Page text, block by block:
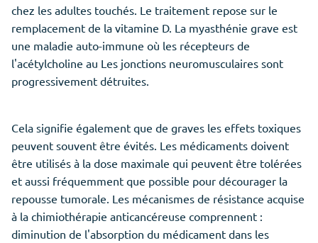
chez les adultes touchés. Le traitement repose sur le
remplacement de la vitamine D. La myasthénie grave est
une maladie auto-immune où les récepteurs de
l'acétylcholine au Les jonctions neuromusculaires sont
progressivement détruites.
Cela signifie également que de graves les effets toxiques
peuvent souvent être évités. Les médicaments doivent
être utilisés à la dose maximale qui peuvent être tolérées
et aussi fréquemment que possible pour décourager la
repousse tumorale. Les mécanismes de résistance acquise
à la chimiothérapie anticancéreuse comprennent :
diminution de l'absorption du médicament dans les